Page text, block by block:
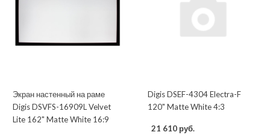
Экран настенный на раме
Digis DSVFS-16909L Velvet
Lite 162" Matte White 16:9
Digis DSEF-4304 Electra-F
120" Matte White 4:3
21 610 руб.